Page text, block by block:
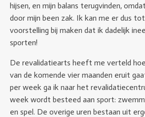
hijsen, en mijn balans terugvinden,
door mijn been zak. Ik kan me er dus
voorstelling bij maken dat ik dadelijk
sporten!
De revalidatiearts heeft me verteld
van de komende vier maanden eruit
per week ga ik naar het
week wordt besteed aan sport:
en spel. De overige uren bestaan uit